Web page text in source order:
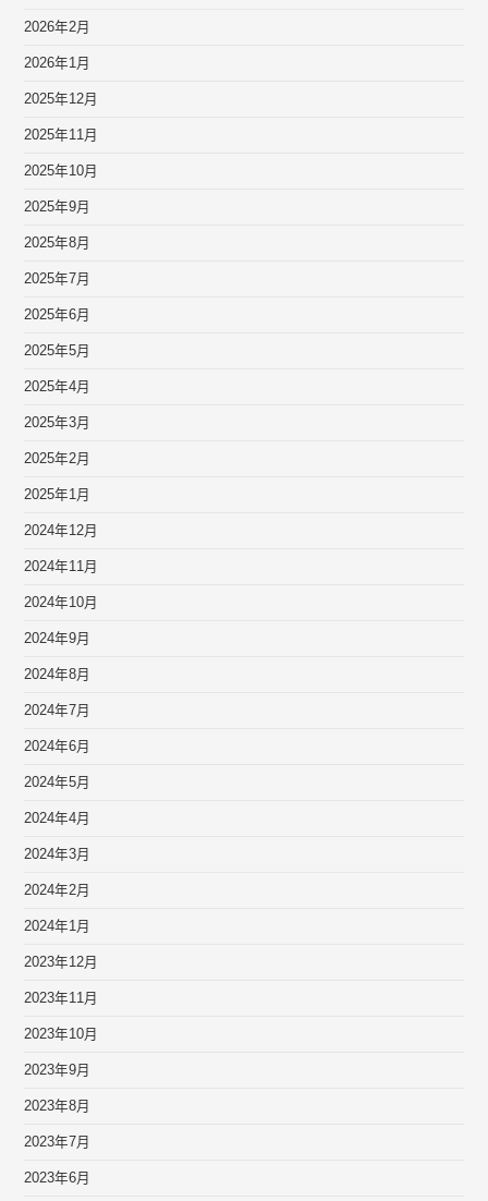
2026年2月
2026年1月
2025年12月
2025年11月
2025年10月
2025年9月
2025年8月
2025年7月
2025年6月
2025年5月
2025年4月
2025年3月
2025年2月
2025年1月
2024年12月
2024年11月
2024年10月
2024年9月
2024年8月
2024年7月
2024年6月
2024年5月
2024年4月
2024年3月
2024年2月
2024年1月
2023年12月
2023年11月
2023年10月
2023年9月
2023年8月
2023年7月
2023年6月